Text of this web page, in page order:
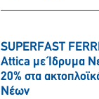
SUPERFAST
Attica με Ίδρυμα
20% στα
Νέων